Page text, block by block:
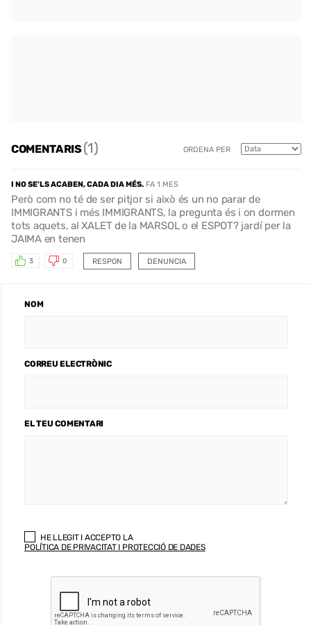
COMENTARIS(1) ORDENA PER
I NO SE'LS ACABEN, CADA DIA MÉS. FA 1 MES
Però com no té de ser pitjor si això és un no parar de
IMMIGRANTS i més IMMIGRANTS, la pregunta és i on dormen
tots aquets, al XALET de la MARSOL o el ESPOT? jardí per la
JAIMA en tenen
RESPON
3 0 DENUNCIA
NOM
CORREU ELECTRÒNIC
EL TEU COMENTARI
HE LLEGIT I ACCEPTO LA
POLÍTICA DE PRIVACITAT I PROTECCIÓ DE DADES